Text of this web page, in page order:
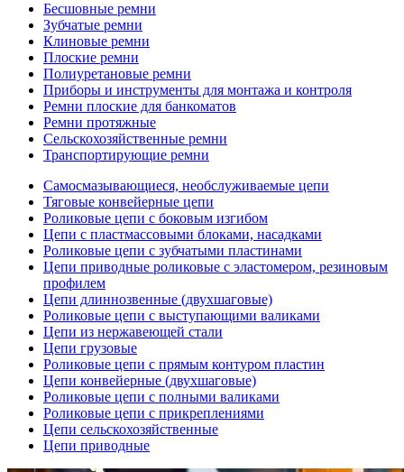
Бесшовные ремни
Зубчатые ремни
Клиновые ремни
Плоские ремни
Полиуретановые ремни
Приборы и инструменты для монтажа и контроля
Ремни плоские для банкоматов
Ремни протяжные
Сельскохозяйственные ремни
Транспортирующие ремни
Самосмазывающиеся, необслуживаемые цепи
Тяговые конвейерные цепи
Роликовые цепи с боковым изгибом
Цепи с пластмассовыми блоками, насадками
Роликовые цепи с зубчатыми пластинами
Цепи приводные роликовые с эластомером, резиновым
профилем
Цепи длиннозвенные (двухшаговые)
Роликовые цепи с выступающими валиками
Цепи из нержавеющей стали
Цепи грузовые
Роликовые цепи с прямым контуром пластин
Цепи конвейерные (двухшаговые)
Роликовые цепи с полными валиками
Роликовые цепи с прикреплениями
Цепи сельскохозяйственные
Цепи приводные